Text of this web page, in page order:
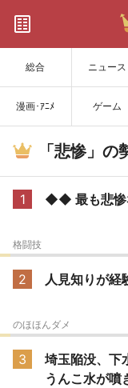
総合 ニュース
漫画･ｱﾆﾒ ゲーム
「悲惨」
1 ◆◆ 最も悲惨
格闘技
2 人見知りが経
のほほんダメ
3
埼玉陥没、下
うんこ水が噴